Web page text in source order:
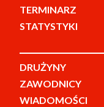
TERMINARZ
STATYSTYKI
DRUŻYNY
ZAWODNICY
WIADOMOŚCI